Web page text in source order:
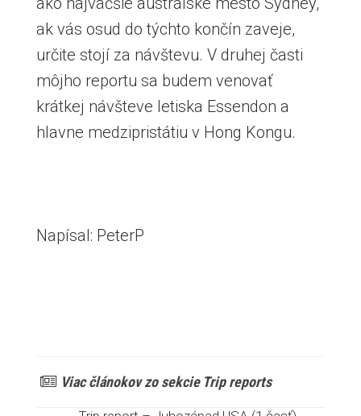
ak vás osud do týchto končín zaveje,
určite stojí za návštevu. V druhej časti
môjho reportu sa budem venovať
krátkej návšteve letiska Essendon a
hlavne medzipristátiu v Hong Kongu.
Napísal: PeterP
Viac článokov zo sekcie Trip reports